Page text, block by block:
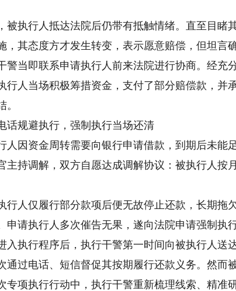
执行人抵达法院后仍带有抵触情绪。直至目睹
，其态度方才发生转变，表示愿意赔偿，但坦言
当即联系申请执行人前来法院进行协商。经充
行人当场积极筹措资金，支付了部分赔偿款，并
。
规避执行，强制执行当场还清
因资金周转需要向银行申请借款，到期后未能
主持调解，双方自愿达成调解协议：被执行人按
人仅履行部分款项后便无故停止还款，长期拖
申请执行人多次催告无果，遂向法院申请强制执行
执行程序后，执行干警第一时间向被执行人送
通过电话、短信督促其按期履行还款义务。然而
项执行行动中，执行干警重新梳理线索、精准